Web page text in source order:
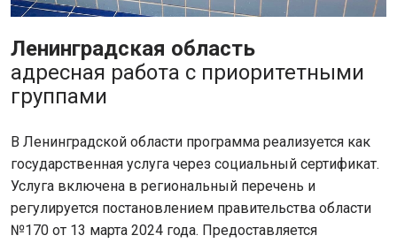
Ленинградская область
адресная работа с приоритетными
группами
В Ленинградской области программа реализуется как
государственная услуга через социальный сертификат.
Услуга включена в региональный перечень и
регулируется постановлением правительства области
№170 от 13 марта 2024 года. Предоставляется